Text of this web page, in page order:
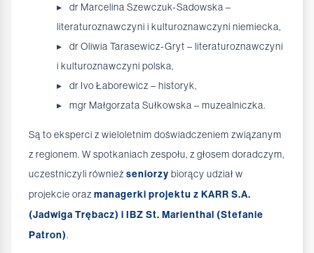
dr Marcelina Szewczuk-Sadowska –
literaturoznawczyni i kulturoznawczyni niemiecka,
dr Oliwia Tarasewicz-Gryt – literaturoznawczyni
i kulturoznawczyni polska,
dr Ivo Łaborewicz – historyk,
mgr Małgorzata Sułkowska – muzealniczka.
Są to eksperci z wieloletnim doświadczeniem związanym
z regionem. W spotkaniach zespołu, z głosem doradczym,
uczestniczyli również seniorzy biorący udział w
projekcie oraz managerki projektu z KARR S.A.
(Jadwiga Trębacz) i IBZ St. Marienthal (Stefanie
Patron).